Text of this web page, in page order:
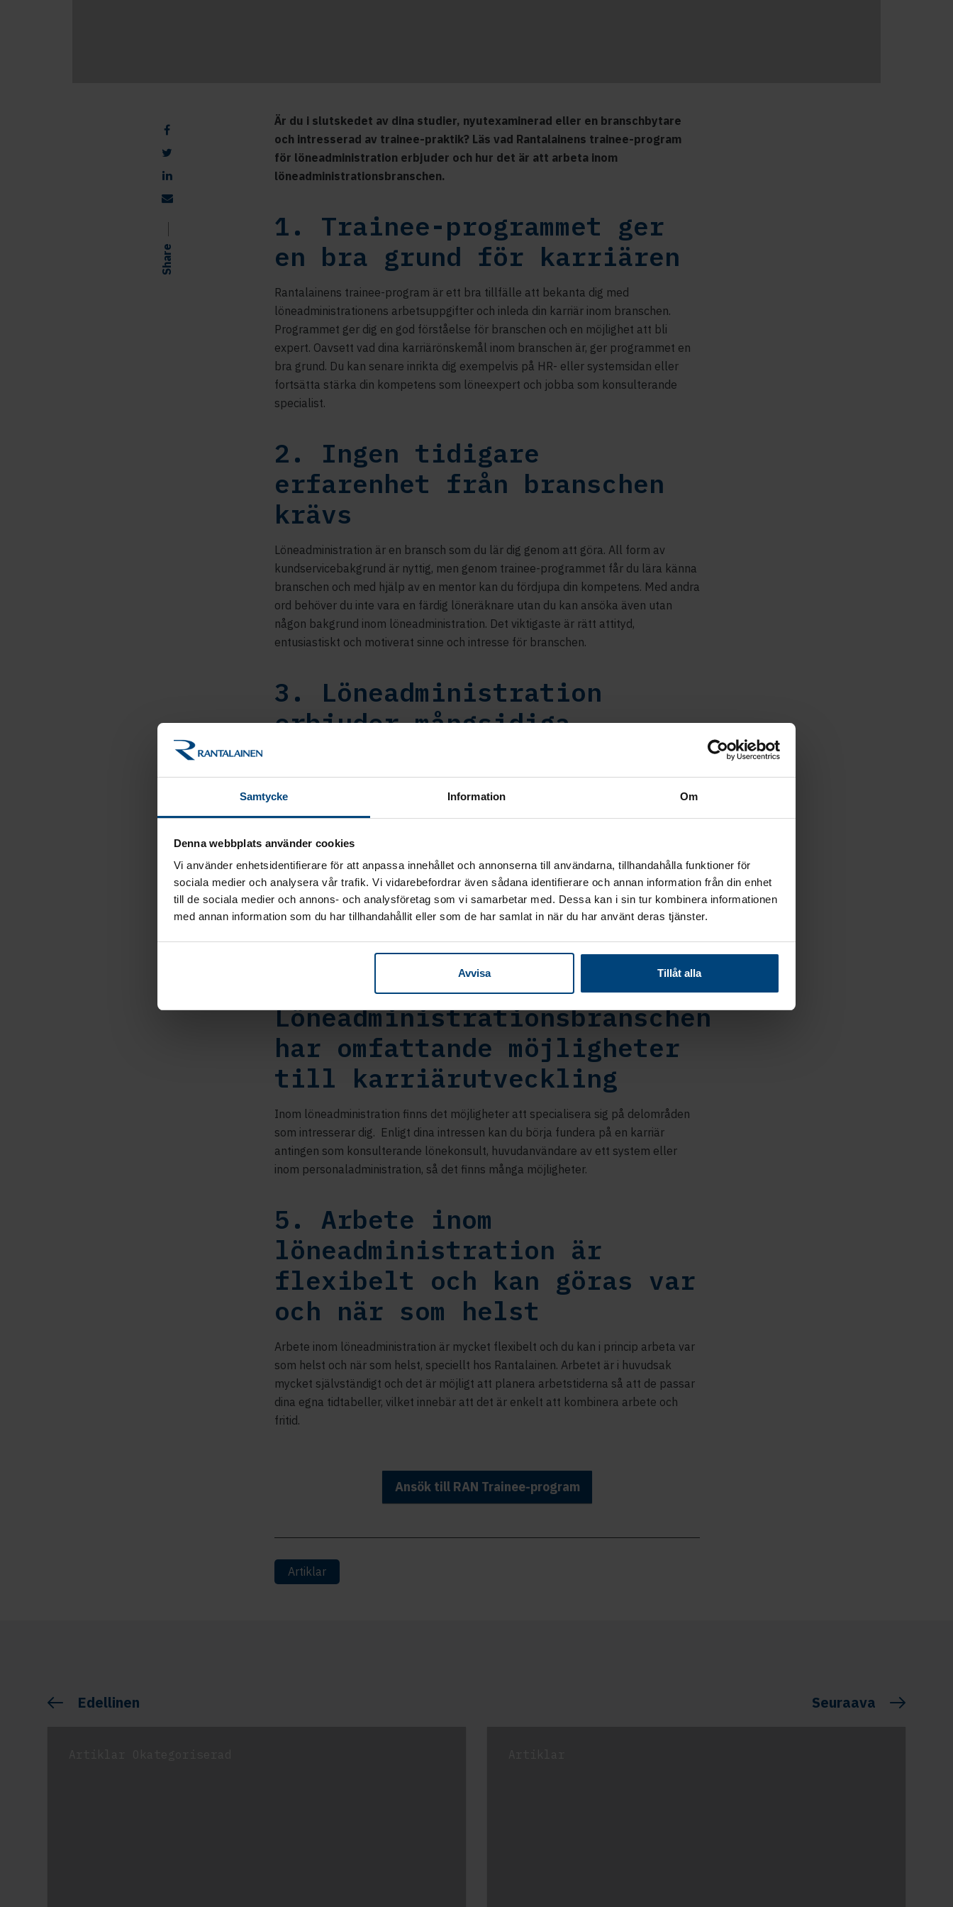
Samtycke Information Om
Denna webbplats använder cookies
Vi använder enhetsidentifierare för att anpassa innehållet och annonserna till användarna, tillhandahålla funktioner för
sociala medier och analysera vår trafik. Vi vidarebefordrar även sådana identifierare och annan information från din enhet
till de sociala medier och annons- och analysföretag som vi samarbetar med. Dessa kan i sin tur kombinera informationen
med annan information som du har tillhandahållit eller som de har samlat in när du har använt deras tjänster.
Avvisa Tillåt alla
Är du i slutskedet av dina studier, nyutexaminerad eller en branschbytare
och intresserad av trainee-praktik? Läs vad Rantalainens trainee-program
för löneadministration erbjuder och hur det är att arbeta inom
löneadministrationsbranschen.
1. Trainee-programmet ger
en bra grund för karriären
Rantalainens trainee-program är ett bra tillfälle att bekanta dig med
löneadministrationens arbetsuppgifter och inleda din karriär inom branschen.
Programmet ger dig en god förståelse för branschen och en möjlighet att bli
expert. Oavsett vad dina karriärönskemål inom branschen är, ger programmet en
bra grund. Du kan senare inrikta dig exempelvis på HR- eller systemsidan eller
fortsätta stärka din kompetens som löneexpert och jobba som konsulterande
specialist.
2. Ingen tidigare
erfarenhet från branschen
krävs
Löneadministration är en bransch som du lär dig genom att göra. All form av
kundservicebakgrund är nyttig, men genom trainee-programmet får du lära känna
branschen och med hjälp av en mentor kan du fördjupa din kompetens. Med andra
ord behöver du inte vara en färdig löneräknare utan du kan ansöka även utan
någon bakgrund inom löneadministration. Det viktigaste är rätt attityd,
entusiastiskt och motiverat sinne och intresse för branschen.
3. Löneadministration
erbjuder mångsidiga
Löneadministrationens arbetsuppgifter är mycket varierande och mångsidiga.
såklart vanlig löneräkning. I vanlig löneräkning kontrollerar man att uppgifterna
har överförts till gränssnittet korrekt och vissa uppgifter kan behöva antecknas
manuellt. Dessutom görs en hel del arbete i samband med semesterregistreringar
och frånvaro, tolkning av lagar och kollektivavtal samt biträdande i frågor inom
personaladministration. Inom branschen kommer det säkert att finnas jobb även i
Löneadministrationsbranschen
har omfattande möjligheter
till karriärutveckling
Inom löneadministration finns det möjligheter att specialisera sig på delområden
som intresserar dig. Enligt dina intressen kan du börja fundera på en karriär
antingen som konsulterande lönekonsult, huvudanvändare av ett system eller
inom personaladministration, så det finns många möjligheter.
5. Arbete inom
löneadministration är
flexibelt och kan göras var
och när som helst
Arbete inom löneadministration är mycket flexibelt och du kan i princip arbeta var
som helst och när som helst, speciellt hos Rantalainen. Arbetet är i huvudsak
mycket självständigt och det är möjligt att planera arbetstiderna så att de passar
dina egna tidtabeller, vilket innebär att det är enkelt att kombinera arbete och
fritid.
Ansök till RAN Trainee-program
Artiklar
Share
Edellinen Seuraava